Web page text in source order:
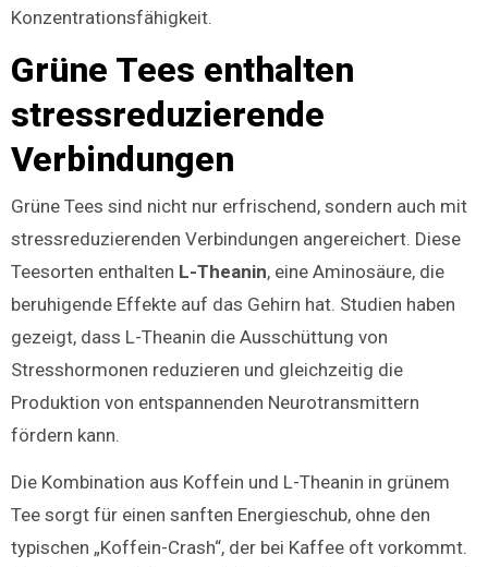
Konzentrationsfähigkeit.
Grüne Tees enthalten
stressreduzierende
Verbindungen
Grüne Tees sind nicht nur erfrischend, sondern auch mit
stressreduzierenden Verbindungen angereichert. Diese
Teesorten enthalten L-Theanin, eine Aminosäure, die
beruhigende Effekte auf das Gehirn hat. Studien haben
gezeigt, dass L-Theanin die Ausschüttung von
Stresshormonen reduzieren und gleichzeitig die
Produktion von entspannenden Neurotransmittern
fördern kann.
Die Kombination aus Koffein und L-Theanin in grünem
Tee sorgt für einen sanften Energieschub, ohne den
typischen „Koffein-Crash“, der bei Kaffee oft vorkommt.